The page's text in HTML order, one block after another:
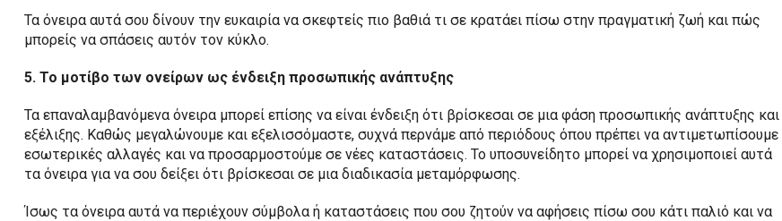
Τα όνειρα αυτά σου δίνουν την ευκαιρία να σκεφτείς πιο βαθιά τι σε κρατάει πίσω στην πραγματική ζωή και πώς
μπορείς να σπάσεις αυτόν τον κύκλο.
5. Το μοτίβο των ονείρων ως ένδειξη προσωπικής ανάπτυξης
Τα επαναλαμβανόμενα όνειρα μπορεί επίσης να είναι ένδειξη ότι βρίσκεσαι σε μια φάση προσωπικής ανάπτυξης και
εξέλιξης. Καθώς μεγαλώνουμε και εξελισσόμαστε, συχνά περνάμε από περιόδους όπου πρέπει να αντιμετωπίσουμε
εσωτερικές αλλαγές και να προσαρμοστούμε σε νέες καταστάσεις. Το υποσυνείδητο μπορεί να χρησιμοποιεί αυτά
τα όνειρα για να σου δείξει ότι βρίσκεσαι σε μια διαδικασία μεταμόρφωσης.
Ίσως τα όνειρα αυτά να περιέχουν σύμβολα ή καταστάσεις που σου ζητούν να αφήσεις πίσω σου κάτι παλιό και να